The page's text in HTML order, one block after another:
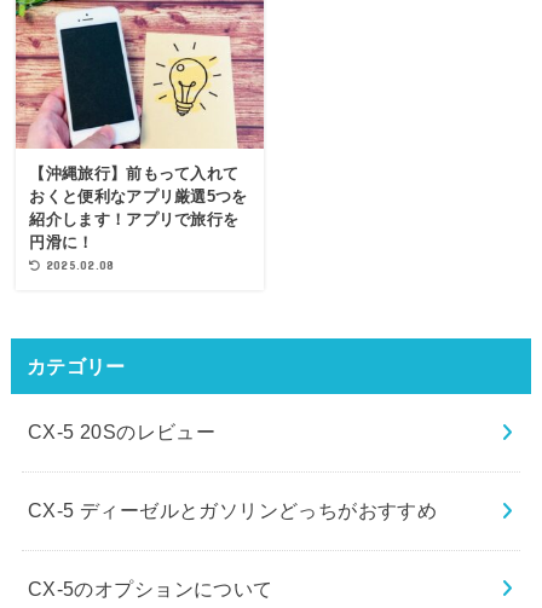
【沖縄旅行】前もって入れて
おくと便利なアプリ厳選5つを
紹介します！アプリで旅行を
円滑に！
2025.02.08
カテゴリー
CX-5 20Sのレビュー
CX-5 ディーゼルとガソリンどっちがおすすめ
CX-5のオプションについて